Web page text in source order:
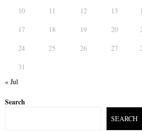
10
11 12 13
17
18 19 20
24
25 26 27
31
« Jul
Search
SEARCH